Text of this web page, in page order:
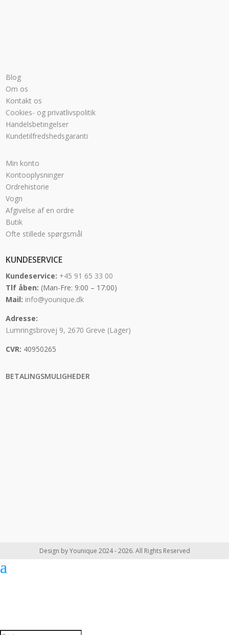
Blog
Om os
Kontakt os
Cookies- og privatlivspolitik
Handelsbetingelser
Kundetilfredshedsgaranti
Min konto
Kontooplysninger
Ordrehistorie
Vogn
Afgivelse af en ordre
Butik
Ofte stillede spørgsmål
KUNDESERVICE
Kundeservice: +45 91 65 33 00
Tlf åben: (Man-Fre: 9:00 – 17:00)
Mail: info@younique.dk
Adresse:
Lumringsbrovej 9, 2670 Greve (Lager)
CVR: 40950265
BETALINGSMULIGHEDER
Design by Younique 2024 - 2026. All Rights Reserved